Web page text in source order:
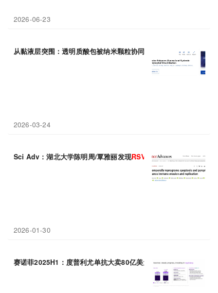
2026-06-23
从黏液层突围：透明质酸包被纳米颗粒协同STING激动剂登上
2026-03-24
Sci Adv：湖北大学陈明周/覃雅丽发现RSV 在时间上重新编程细
2026-01-30
赛诺菲2025H1：度普利尤单抗大卖80亿美元，RSV单抗增长79%